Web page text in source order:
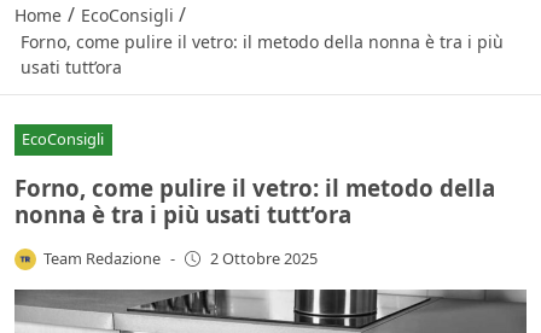
Home / EcoConsigli /
Forno, come pulire il vetro: il metodo della nonna è tra i più
usati tutt’ora
EcoConsigli
Forno, come pulire il vetro: il metodo della
nonna è tra i più usati tutt’ora
Team Redazione - 2 Ottobre 2025